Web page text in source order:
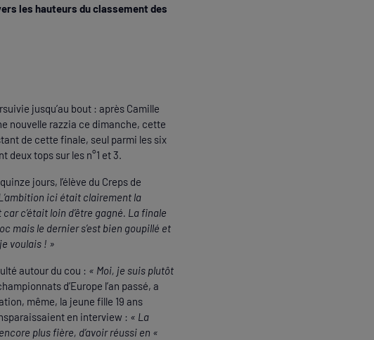
les hauteurs du classement des
jusqu’au bout : après Camille
nouvelle razzia ce dimanche, cette
de cette finale, seul parmi les six
deux tops sur les n°1 et 3.
jours, l’élève du Creps de
ici était clairement la
c’était loin d’être gagné. La finale
mais le dernier s’est bien goupillé et
voulais ! »
autour du cou : « Moi, je suis plutôt
d’Europe l’an passé, a
même, la jeune fille 19 ans
en interview : « La
plus fière, d’avoir réussi en «